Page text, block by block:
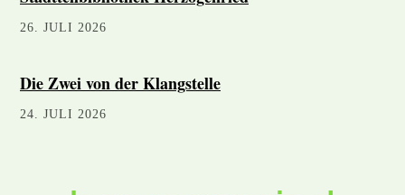
26. JULI 2026
Die Zwei von der Klangstelle
24. JULI 2026